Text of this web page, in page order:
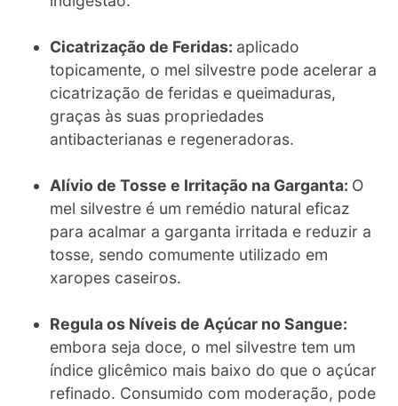
Cicatrização de Feridas: aplicado
topicamente, o mel silvestre pode acelerar a
cicatrização de feridas e queimaduras,
graças às suas propriedades
antibacterianas e regeneradoras.
Alívio de Tosse e Irritação na Garganta: O
mel silvestre é um remédio natural eficaz
para acalmar a garganta irritada e reduzir a
tosse, sendo comumente utilizado em
xaropes caseiros.
Regula os Níveis de Açúcar no Sangue:
embora seja doce, o mel silvestre tem um
índice glicêmico mais baixo do que o açúcar
refinado. Consumido com moderação, pode